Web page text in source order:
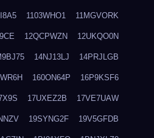
1103WHO1 11MGVORK
12QCPWZN 12UKQO0N
14NJ13LJ 14PRJLGB
160ON64P 16P9KSF6
17UXEZ2B 17VE7UAW
19SYNG2F 19V5GFDB